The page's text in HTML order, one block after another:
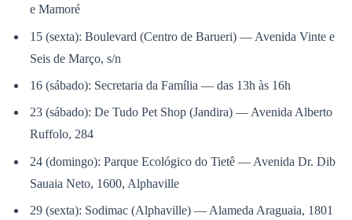
e Mamoré
15 (sexta): Boulevard (Centro de Barueri) — Avenida Vinte e
Seis de Março, s/n
16 (sábado): Secretaria da Família — das 13h às 16h
23 (sábado): De Tudo Pet Shop (Jandira) — Avenida Alberto
Ruffolo, 284
24 (domingo): Parque Ecológico do Tietê — Avenida Dr. Dib
Sauaia Neto, 1600, Alphaville
29 (sexta): Sodimac (Alphaville) — Alameda Araguaia, 1801